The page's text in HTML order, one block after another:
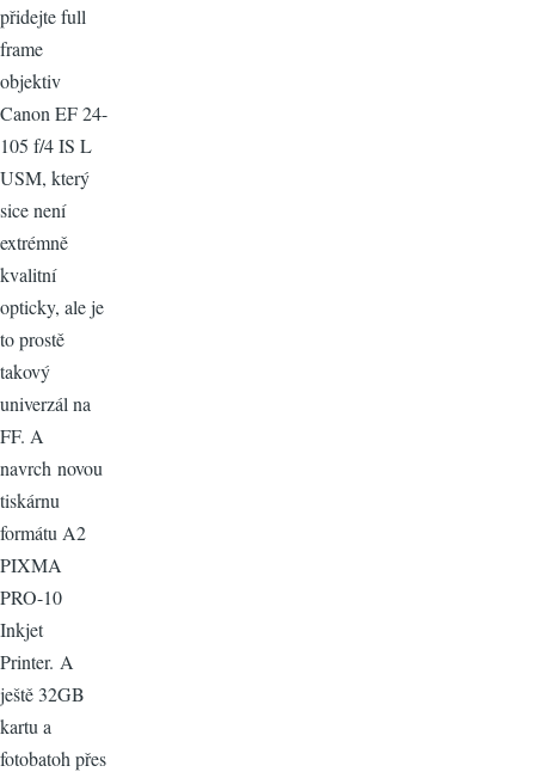
přidejte full
frame
objektiv
Canon EF 24-
105 f/4 IS L
USM, který
sice není
extrémně
kvalitní
opticky, ale je
to prostě
takový
univerzál na
FF. A
navrch novou
tiskárnu
formátu A2
PIXMA
PRO-10
Inkjet
Printer. A
ještě 32GB
kartu a
fotobatoh přes